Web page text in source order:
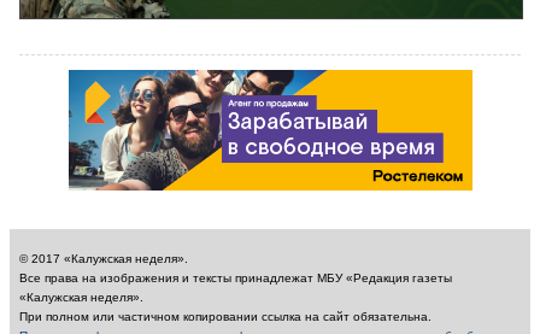
© 2017 «Калужская неделя».
Все права на изображения и тексты принадлежат МБУ «Редакция газеты
«Калужская неделя».
При полном или частичном копировании ссылка на сайт обязательна.